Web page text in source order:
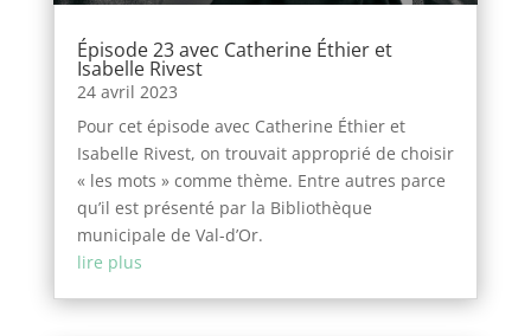
Épisode 23 avec Catherine Éthier et
Isabelle Rivest
24 avril 2023
Pour cet épisode avec Catherine Éthier et
Isabelle Rivest, on trouvait approprié de choisir
« les mots » comme thème. Entre autres parce
qu’il est présenté par la Bibliothèque
municipale de Val-d’Or.
lire plus